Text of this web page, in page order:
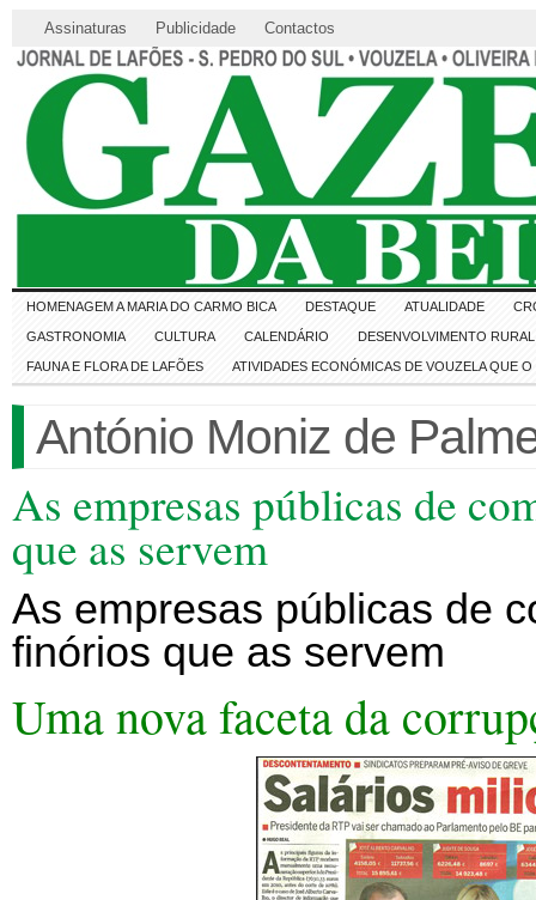
Assinaturas Publicidade Contactos
HOMENAGEM A MARIA DO CARMO BICA DESTAQUE ATUALIDADE
GASTRONOMIA CULTURA CALENDÁRIO DESENVOLVIMENTO RURAL
FAUNA E FLORA DE LAFÕES ATIVIDADES ECONÓMICAS DE VOUZELA QUE
António Moniz de
As empresas públicas de
que as servem
As empresas públicas de
finórios que as servem
Uma nova faceta da